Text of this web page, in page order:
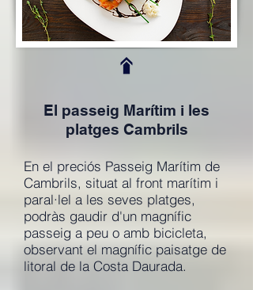
El passeig Marítim i les
platges Cambrils
En el preciós Passeig Marítim de
Cambrils, situat al front marítim i
paral·lel a les seves platges,
podràs gaudir d'un magnífic
passeig a peu o amb bicicleta,
observant el magnífic paisatge de
litoral de la Costa Daurada.